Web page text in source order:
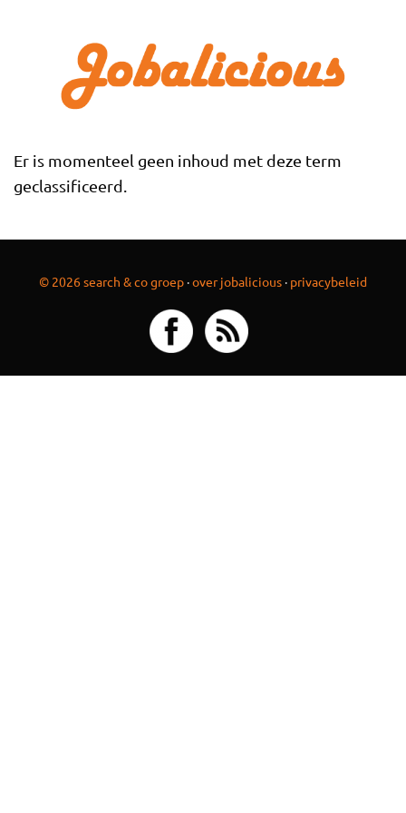
Er is momenteel geen inhoud met deze term
geclassificeerd.
© 2026 search & co groep ·over jobalicious · privacybeleid